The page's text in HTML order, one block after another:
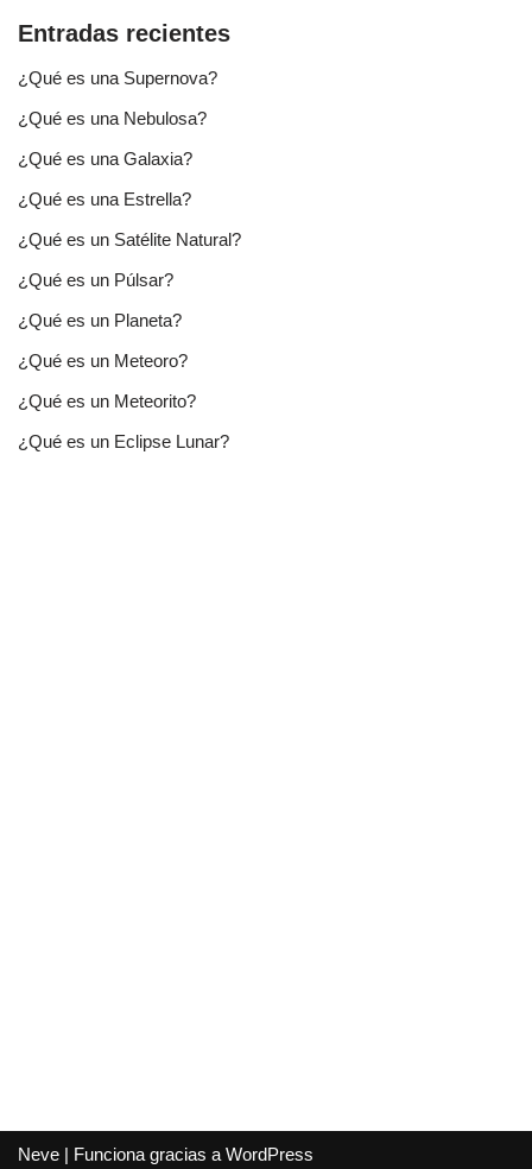
Entradas recientes
¿Qué es una Supernova?
¿Qué es una Nebulosa?
¿Qué es una Galaxia?
¿Qué es una Estrella?
¿Qué es un Satélite Natural?
¿Qué es un Púlsar?
¿Qué es un Planeta?
¿Qué es un Meteoro?
¿Qué es un Meteorito?
¿Qué es un Eclipse Lunar?
Neve | Funciona gracias a WordPress